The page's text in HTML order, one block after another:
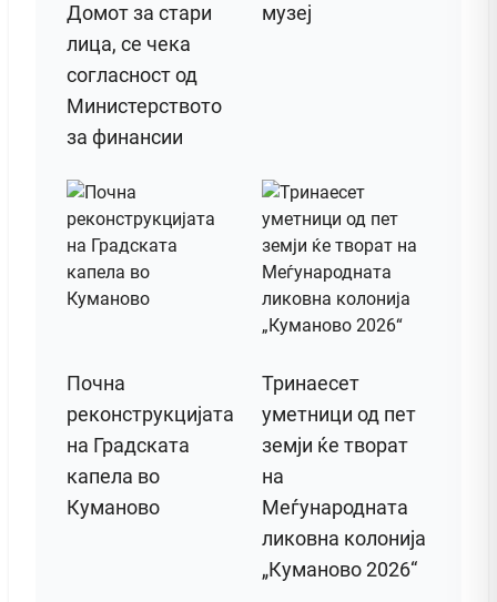
Домот за стари
лица, се чека
согласност од
Министерството
за финансии
музеј
Почна
реконструкцијата
на Градската
капела во
Куманово
Тринаесет
уметници од пет
земји ќе творат
на
Меѓународната
ликовна колонија
„Куманово 2026“